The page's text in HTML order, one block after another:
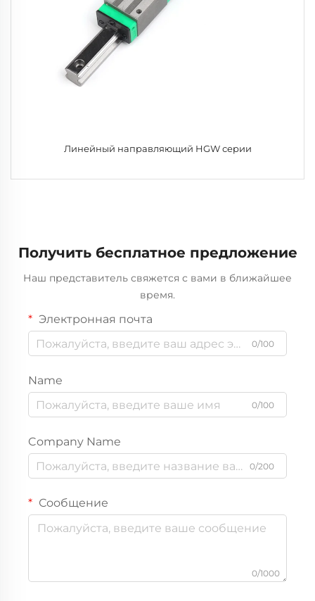
Линейный направляющий HGW серии
Получить бесплатное предложение
Наш представитель свяжется с вами в ближайшее
время.
Электронная почта
0/100
Name
0/100
Company Name
0/200
Сообщение
0/1000